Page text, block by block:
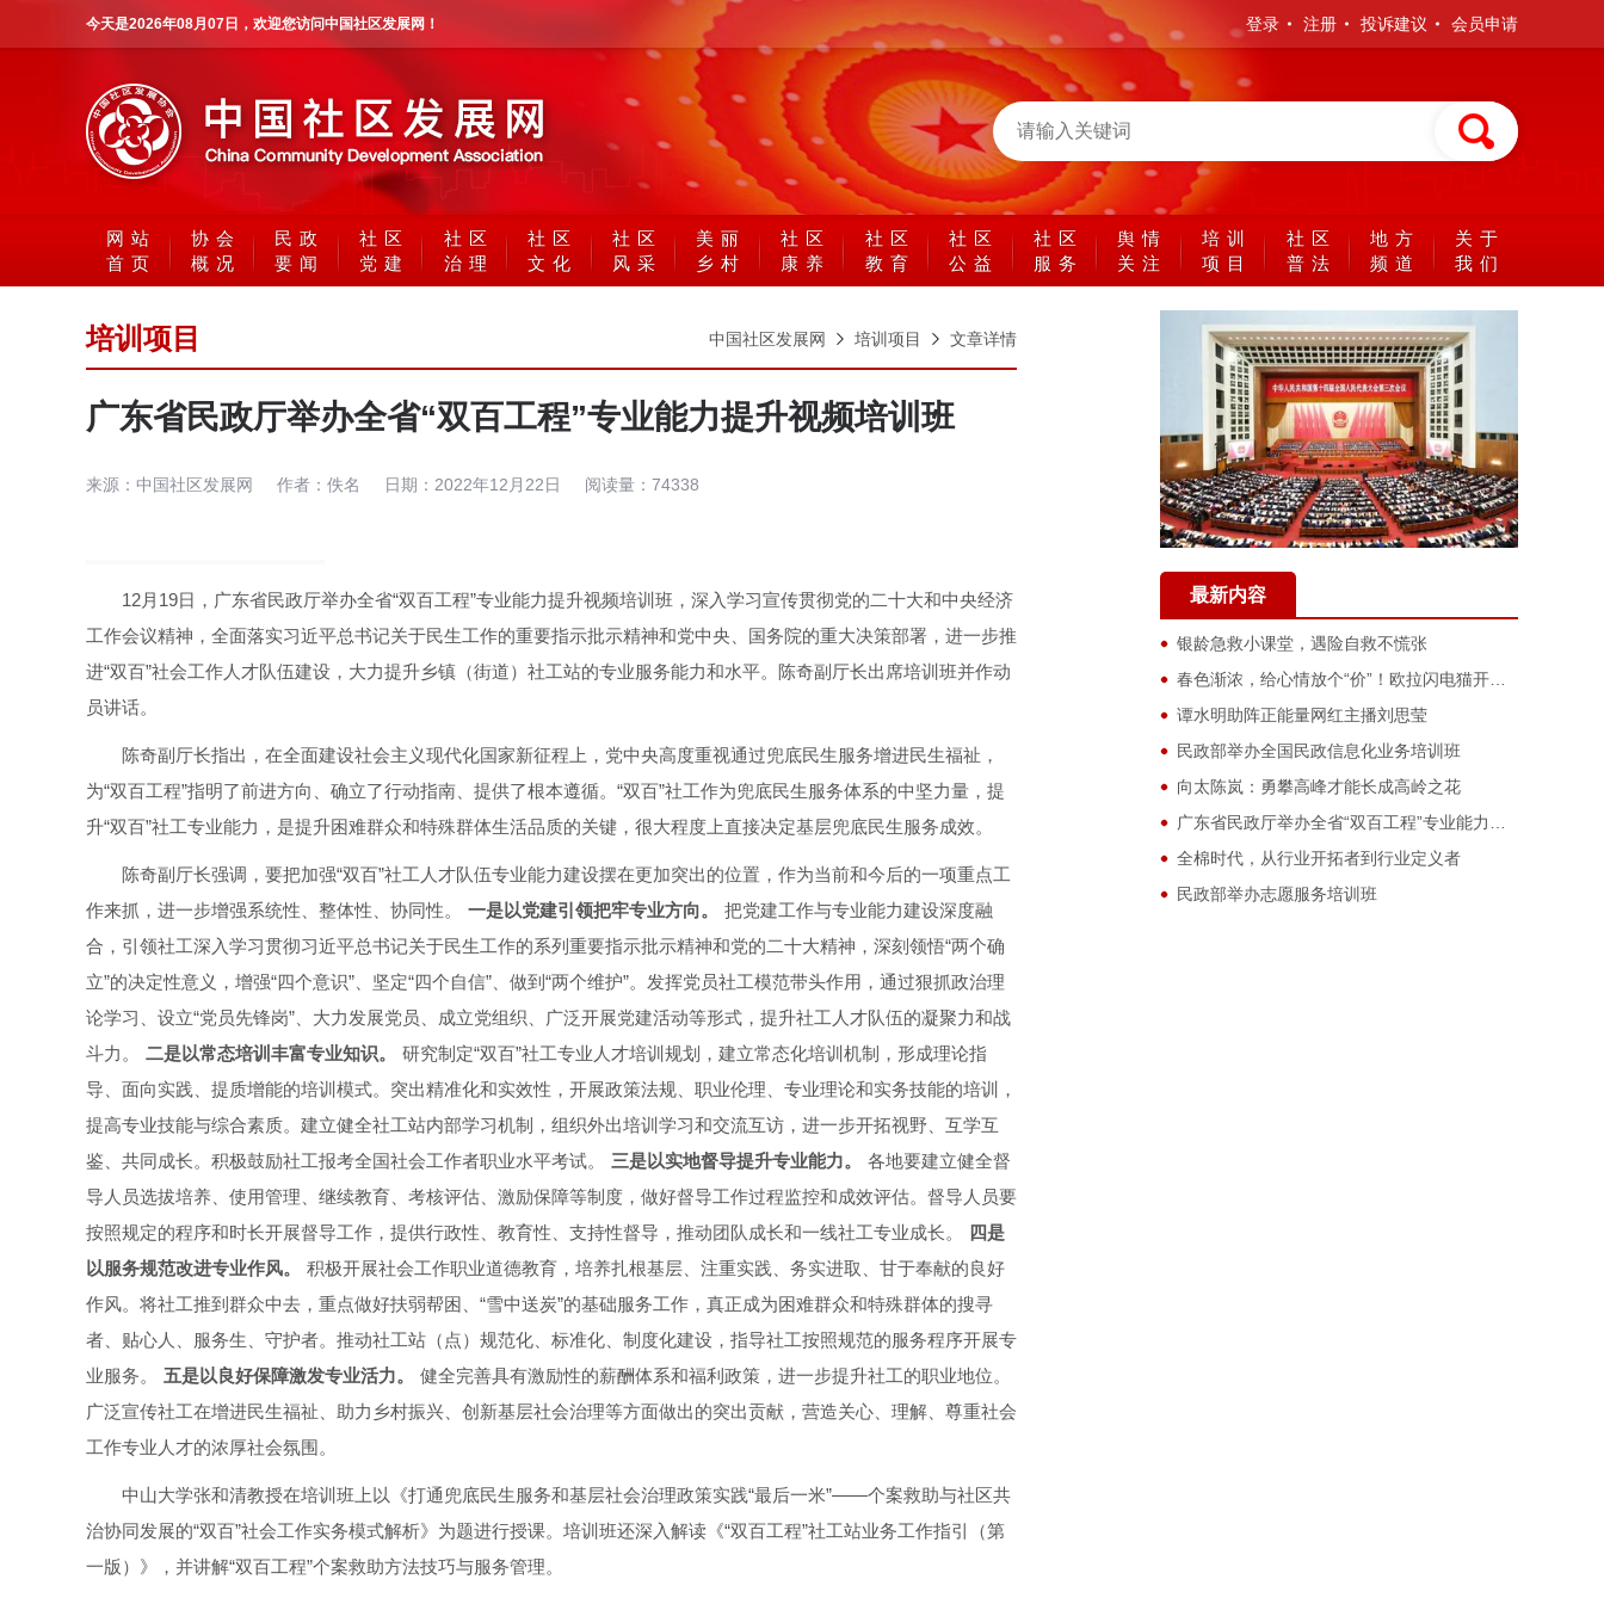
今天是2026年08月07日 ，欢迎您访问中国社区发展网！ 登录 注册 投诉建议 会员申请
网站
首页
协会
概况
民政
要闻
社区
党建
社区
治理
社区
文化
社区
风采
美丽
乡村
社区
康养
社区
教育
社区
公益
社区
服务
舆情
关注
培训
项目
社区
普法
地方
频道
关于
我们
培训项目 中国社区发展网 培训项目 文章详情
广东省民政厅举办全省“双百工程”专业能力提升视频培训班
来源： 中国社区发展网 作者： 佚名 日期： 2022年12月22日 阅读量： 74338
12月19日，广东省民政厅举办全省“双百工程”专业能力提升视频培训班，深入学习宣传贯彻党的二十大和中央经济
工作会议精神，全面落实习近平总书记关于民生工作的重要指示批示精神和党中央、国务院的重大决策部署，进一步推
进“双百”社会工作人才队伍建设，大力提升乡镇（街道）社工站的专业服务能力和水平。陈奇副厅长出席培训班并作动
员讲话。
陈奇副厅长指出，在全面建设社会主义现代化国家新征程上，党中央高度重视通过兜底民生服务增进民生福祉，
为“双百工程”指明了前进方向、确立了行动指南、提供了根本遵循。“双百”社工作为兜底民生服务体系的中坚力量，提
升“双百”社工专业能力，是提升困难群众和特殊群体生活品质的关键，很大程度上直接决定基层兜底民生服务成效。
陈奇副厅长强调，要把加强“双百”社工人才队伍专业能力建设摆在更加突出的位置，作为当前和今后的一项重点工
作来抓，进一步增强系统性、整体性、协同性。
一是以党建引领把牢专业方向。
把党建工作与专业能力建设深度融
合，引领社工深入学习贯彻习近平总书记关于民生工作的系列重要指示批示精神和党的二十大精神，深刻领悟“两个确
立”的决定性意义，增强“四个意识”、坚定“四个自信”、做到“两个维护”。发挥党员社工模范带头作用，通过狠抓政治理
论学习、设立“党员先锋岗”、大力发展党员、成立党组织、广泛开展党建活动等形式，提升社工人才队伍的凝聚力和战
斗力。
二是以常态培训丰富专业知识。
研究制定“双百”社工专业人才培训规划，建立常态化培训机制，形成理论指
导、面向实践、提质增能的培训模式。突出精准化和实效性，开展政策法规、职业伦理、专业理论和实务技能的培训，
提高专业技能与综合素质。建立健全社工站内部学习机制，组织外出培训学习和交流互访，进一步开拓视野、互学互
鉴、共同成长。积极鼓励社工报考全国社会工作者职业水平考试。
三是以实地督导提升专业能力。
各地要建立健全督
导人员选拔培养、使用管理、继续教育、考核评估、激励保障等制度，做好督导工作过程监控和成效评估。督导人员要
按照规定的程序和时长开展督导工作，提供行政性、教育性、支持性督导，推动团队成长和一线社工专业成长。
四是
以服务规范改进专业作风。
积极开展社会工作职业道德教育，培养扎根基层、注重实践、务实进取、甘于奉献的良好
作风。将社工推到群众中去，重点做好扶弱帮困、“雪中送炭”的基础服务工作，真正成为困难群众和特殊群体的搜寻
者、贴心人、服务生、守护者。推动社工站（点）规范化、标准化、制度化建设，指导社工按照规范的服务程序开展专
业服务。
五是以良好保障激发专业活力。
健全完善具有激励性的薪酬体系和福利政策，进一步提升社工的职业地位。
广泛宣传社工在增进民生福祉、助力乡村振兴、创新基层社会治理等方面做出的突出贡献，营造关心、理解、尊重社会
工作专业人才的浓厚社会氛围。
中山大学张和清教授在培训班上以《打通兜底民生服务和基层社会治理政策实践“最后一米”——个案救助与社区共
治协同发展的“双百”社会工作实务模式解析》为题进行授课。培训班还深入解读《“双百工程”社工站业务工作指引（第
一版）》，并讲解“双百工程”个案救助方法技巧与服务管理。
最新内容
银龄急救小课堂，遇险自救不慌张
春色渐浓，给心情放个“价”！欧拉闪电猫开启新一轮购车福利大放送
谭水明助阵正能量网红主播刘思莹
民政部举办全国民政信息化业务培训班
向太陈岚：勇攀高峰才能长成高岭之花
广东省民政厅举办全省“双百工程”专业能力提升视频培训班
全棉时代，从行业开拓者到行业定义者
民政部举办志愿服务培训班